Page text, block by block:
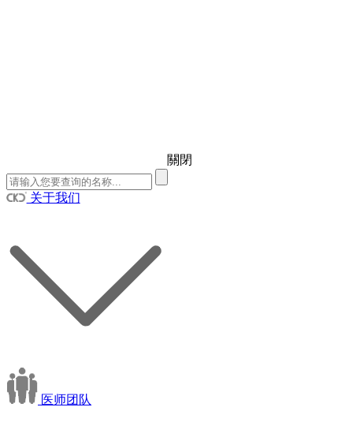
關閉
关于我们
医师团队